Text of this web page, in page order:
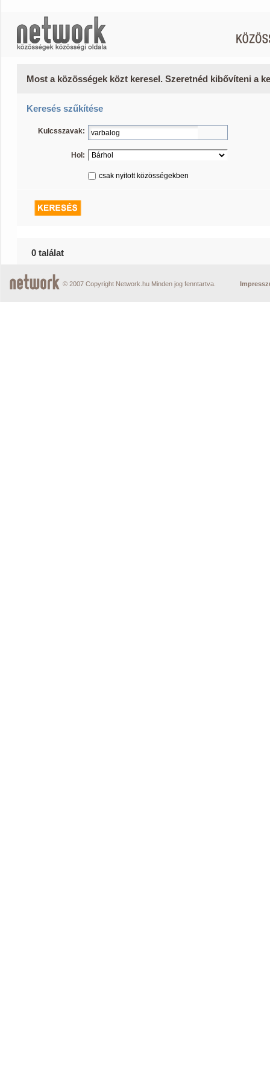
Most a közösségek közt keresel. Szeretnéd kibővíteni a
Keresés szűkítése
Kulcsszavak:
Hol:
csak nyitott közösségekben
0 találat
© 2007 Copyright Network.hu Minden jog fenntartva.